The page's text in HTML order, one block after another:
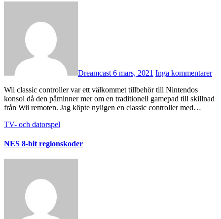
Dreamcast 6 mars, 2021 Inga kommentarer
Wii classic controller var ett välkommet tillbehör till Nintendos
konsol då den påminner mer om en traditionell gamepad till skillnad
från Wii remoten. Jag köpte nyligen en classic controller med…
TV- och datorspel
NES 8-bit regionskoder